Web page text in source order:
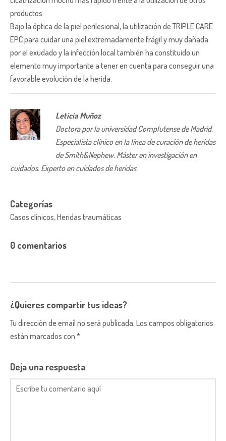
productos.
Bajo la óptica de la piel perilesional, la utilización de TRIPLE CARE
EPC para cuidar una piel extremadamente frágil y muy dañada
por el exudado y la infección local también ha constituido un
elemento muy importante a tener en cuenta para conseguir una
favorable evolución de la herida.
Leticia Muñoz
Doctora por la universidad Complutense de Madrid.
Especialista clínico en la línea de curación de heridas
de Smith&Nephew. Máster en investigación en
cuidados. Experto en cuidados de heridas.
Categorías
Casos clínicos, Heridas traumáticas
0 comentarios
¿Quieres compartir tus ideas?
Tu dirección de email no será publicada. Los campos obligatorios
están marcados con *
Deja una respuesta